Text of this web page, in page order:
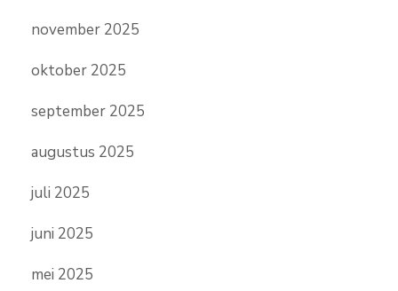
november 2025
oktober 2025
september 2025
augustus 2025
juli 2025
juni 2025
mei 2025